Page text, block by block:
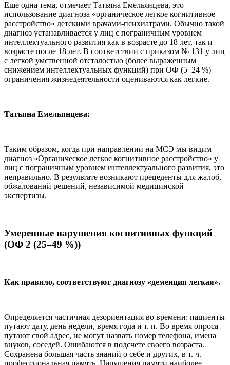
Еще одна тема, отмечает Татьяна Емельянцева, это
использование диагноза «органическое легкое когнитивное
расстройство» детскими врачами-психиатрами. Обычно такой
диагноз устанавливается у лиц с пограничным уровнем
интеллектуального развития как в возрасте до 18 лет, так и
возрасте после 18 лет. В соответствии с приказом № 131 у лиц
с легкой умственной отсталостью (более выраженным
снижением интеллектуальных функций) при ОФ (5–24 %)
ограничения жизнедеятельности оцениваются как легкие.
Татьяна Емельянцева:
Таким образом, когда при направлении на МСЭ мы видим
диагноз «Органическое легкое когнитивное расстройство» у
лиц с пограничным уровнем интеллектуального развития, это
неправильно. В результате возникают прецеденты для жалоб,
обжалований решений, независимой медицинской
экспертизы.
Умеренные нарушения когнитивных функций
(ОФ 2 (25–49 %))
Как правило, соответствуют диагнозу «деменция легкая».
Определяется частичная дезориентация во времени: пациенты
путают дату, день недели, время года и т. п. Во время опроса
путают свой адрес, не могут назвать номер телефона, имена
внуков, соседей. Ошибаются в подсчете своего возраста.
Сохранена большая часть знаний о себе и других, в т. ч.
профессиональная память. Нарушения памяти наиболее